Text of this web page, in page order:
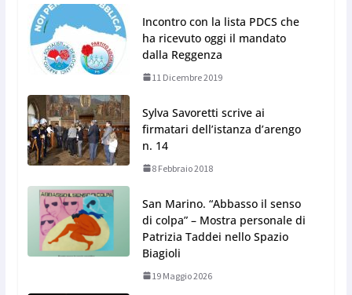
Incontro con la lista PDCS che
ha ricevuto oggi il mandato
dalla Reggenza
11 Dicembre 2019
Sylva Savoretti scrive ai
firmatari dell’istanza d’arengo
n. 14
8 Febbraio 2018
San Marino. “Abbasso il senso
di colpa” – Mostra personale di
Patrizia Taddei nello Spazio
Biagioli
19 Maggio 2026